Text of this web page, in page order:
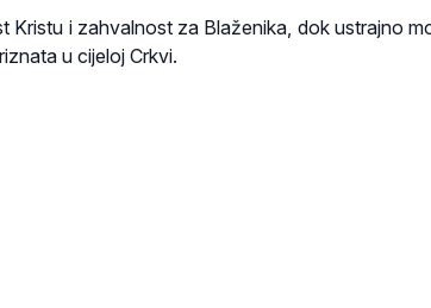
Kristu i zahvalnost za Blaženika, dok ustrajno
u cijeloj Crkvi.